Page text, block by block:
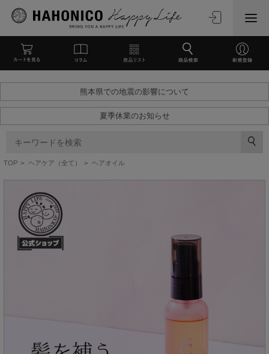
熊本県での地震の影響について
夏季休業のお知らせ
TOP > ヘアケア（全て） > ヘアオイル